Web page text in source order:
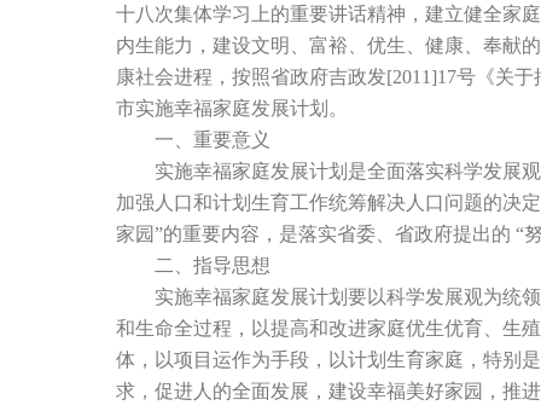
十八次集体学习上的重要讲话精神，建立健全家
内生能力，建设文明、富裕、优生、健康
康社会进程，按照省政府吉政发[2011]17号《关
市实施幸福家庭发展计划。
一、重要意义
实施幸福家庭发展计划是全面落实科学发展观
加强人口和计划生育工作统筹解决人口问题的决
家园”的重要内容，是落实省委、省政府提出的 “
二、指导思想
实施幸福家庭发展计划要以科学发展观为统领
和生命全过程，以提高和改进家庭优生优育、生
体，以项目运作为手段，以计划生育家庭，特别
求，促进人的全面发展，建设幸福美好家园，推